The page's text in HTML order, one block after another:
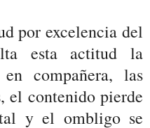
por excelencia del
esta actitud la
compañera, las
el contenido pierde
y el ombligo se